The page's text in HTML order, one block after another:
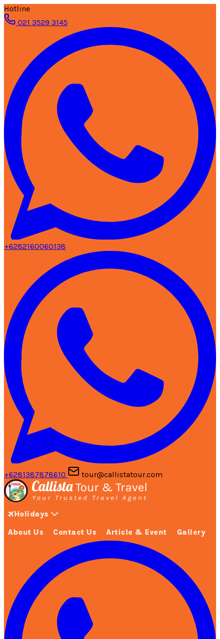
Hotline
021 3529 3145
+6282160060138
+6281387878610 tour@callistatour.com
Holidays
About Us Contact Us Article & Event Gallery